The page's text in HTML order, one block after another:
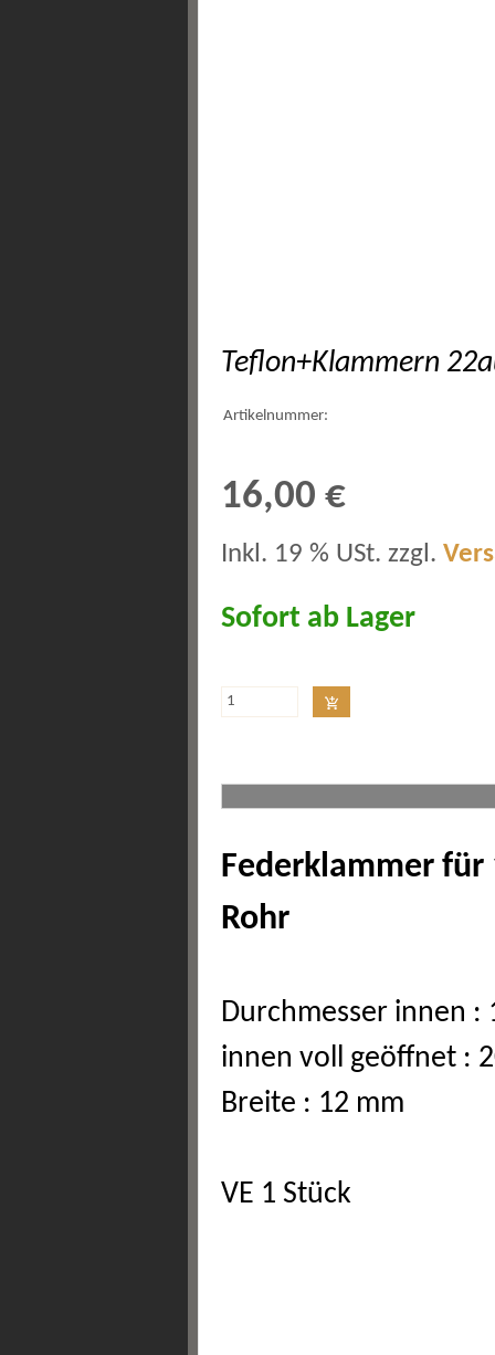
Teflon+Klammern
Artikelnummer:
16,00 €
Inkl. 19 % USt. zzgl.
Sofort ab Lager
Federklammer für
Rohr
Durchmesser innen :
innen voll geöffnet :
Breite : 12 mm
VE 1 Stück